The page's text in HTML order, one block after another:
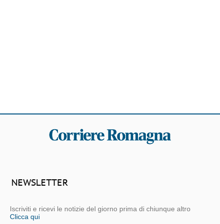
NEWSLETTER
Iscriviti e ricevi le notizie del giorno prima di chiunque altro
Clicca qui